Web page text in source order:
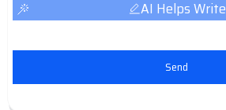
AI Helps Write
Send